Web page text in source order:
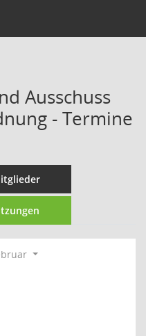
Ausschuss
- Termine